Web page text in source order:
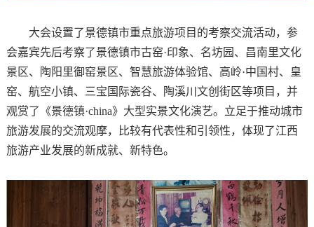
大会设置了景德镇市重点旅游项目的考察交流活动，参
会嘉宾先后考察了景德镇市古窑·印象、名坊园、昌南里文化
景区、陶阳里御窑景区、智慧旅游体验馆、高岭·中国村、皇
窑、航空小镇、三宝国际瓷谷、陶溪川文创街区等项目，并
观赏了《景德镇·china》大型实景文化演艺。立足于推动城市
旅游发展的交流观摩，比较有代表性和引领性，体现了江西
旅游产业发展的新成就、新特色。